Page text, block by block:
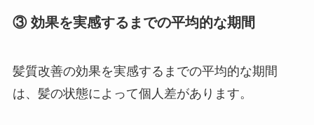
③ 効果を実感するまでの平均的な期間
髪質改善の効果を実感するまでの平均的な期間
は、髪の状態によって個人差があります。